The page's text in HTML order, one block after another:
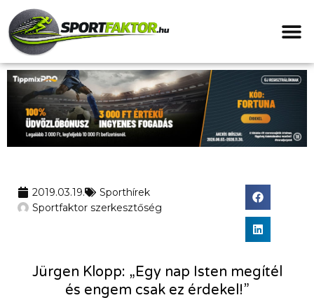
2019.03.19.
Sporthírek
Sportfaktor szerkesztőség
Jürgen Klopp: „Egy nap Isten megítél
és engem csak ez érdekel!”